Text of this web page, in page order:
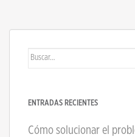
Buscar:
ENTRADAS RECIENTES
Cómo solucionar el